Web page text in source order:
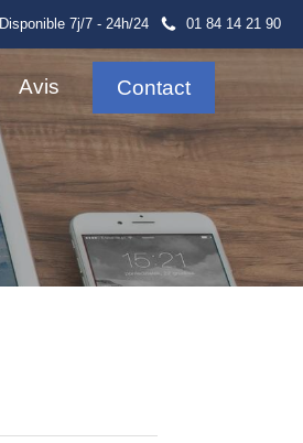
01 84 14 21 90
Disponible 7j/7 - 24h/24
Avis Contact